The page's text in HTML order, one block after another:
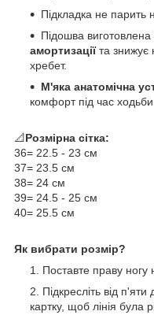
Підкладка не парить
Підошва виготовлена
амортизаціїта знижує
хребет.
М'яка анатомічна
комфорт під час
📐Розмірна сітка:
36= 22.5 - 23 см
37= 23.5 см
38= 24 см
39= 24.5 - 25 см
40= 25.5 см
Як вибрати розмір?
Поставте праву ногу
Підкресліть від
картку, щоб лінія була